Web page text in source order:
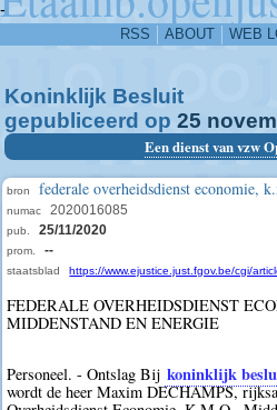
-
RSS ABOUT WEB
Koninklijk Besluit
gepubliceerd op 25
Een dienst van vzw
bron federale overheidsdienst economie,
numac 2020016085
pub. 25/11/2020
prom. --
staatsblad https://www.ejustice.just.fgov.be/cgi/
FEDERALE OVERHEIDSDIENST
MIDDENSTAND EN ENERGIE
Personeel. - Ontslag Bij koninklijk
wordt de heer Maxim DECHAMPS,